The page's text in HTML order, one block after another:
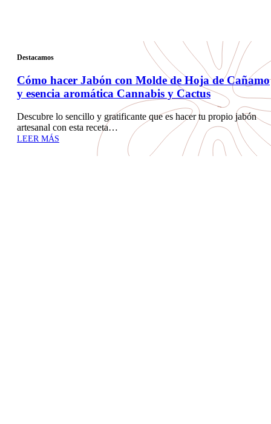
Destacamos
Cómo hacer Jabón con Molde de Hoja de Cañamo
y esencia aromática Cannabis y Cactus
Descubre lo sencillo y gratificante que es hacer tu propio jabón
artesanal con esta receta…
LEER MÁS